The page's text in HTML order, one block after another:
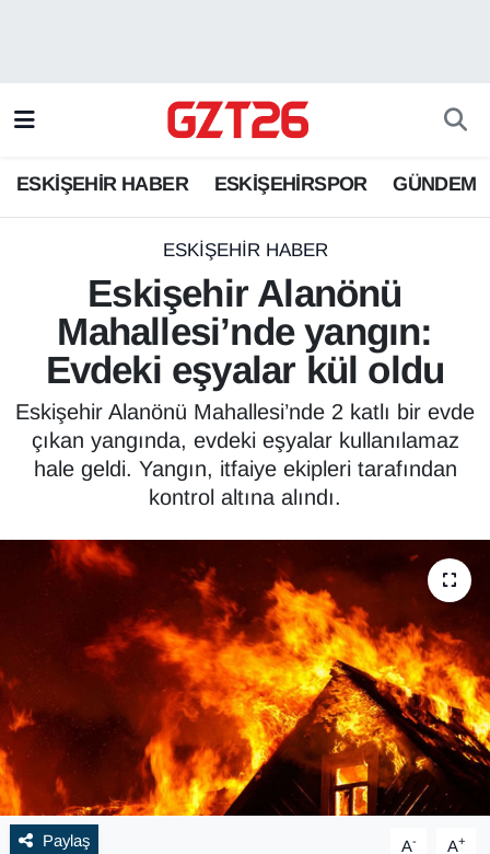
ESKİŞEHİR HABER ESKİŞEHİRSPOR GÜNDEM
ESKİŞEHİR HABER
Eskişehir Alanönü
Mahallesi’nde yangın:
Evdeki eşyalar kül oldu
Eskişehir Alanönü Mahallesi’nde 2 katlı bir evde
çıkan yangında, evdeki eşyalar kullanılamaz
hale geldi. Yangın, itfaiye ekipleri tarafından
kontrol altına alındı.
Paylaş A- A+
ESKİŞEHİRSPOR
GÜNDEM
Odunpazarı Trafik Yoğunluk Haritası
Süper Lig Puan Durumu ve Fikstür
Tüm Manşetler
Son Dakika Haberleri
Haber Arşivi